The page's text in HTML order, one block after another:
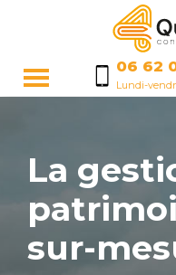
06 62
Lundi-
La
sur-